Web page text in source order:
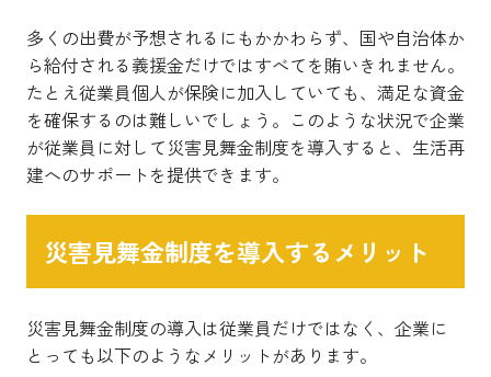
多くの出費が予想されるにもかかわらず、国や自治体か
ら給付される義援金だけではすべてを賄いきれません。
たとえ従業員個人が保険に加入していても、満足な資金
を確保するのは難しいでしょう。このような状況で企業
が従業員に対して災害見舞金制度を導入すると、生活再
建へのサポートを提供できます。
災害見舞金制度を導入するメリット
災害見舞金制度の導入は従業員だけではなく、企業に
とっても以下のようなメリットがあります。